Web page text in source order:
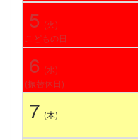
5 (火)
こどもの日
6 (水)
(振替休日)
7 (木)